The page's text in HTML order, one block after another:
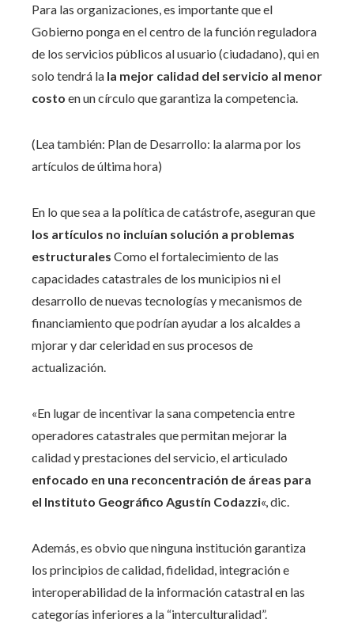
Para las organizaciones, es importante que el
Gobierno ponga en el centro de la función reguladora
de los servicios públicos al usuario (ciudadano), qui en
solo tendrá la la mejor calidad del servicio al menor
costo en un círculo que garantiza la competencia.
(Lea también: Plan de Desarrollo: la alarma por los
artículos de última hora)
En lo que sea a la política de catástrofe, aseguran que
los artículos no incluían solución a problemas
estructurales Como el fortalecimiento de las
capacidades catastrales de los municipios ni el
desarrollo de nuevas tecnologías y mecanismos de
financiamiento que podrían ayudar a los alcaldes a
mjorar y dar celeridad en sus procesos de
actualización.
«En lugar de incentivar la sana competencia entre
operadores catastrales que permitan mejorar la
calidad y prestaciones del servicio, el articulado
enfocado en una reconcentración de áreas para
el Instituto Geográfico Agustín Codazzi«, dic.
Además, es obvio que ninguna institución garantiza
los principios de calidad, fidelidad, integración e
interoperabilidad de la información catastral en las
categorías inferiores a la “interculturalidad”.